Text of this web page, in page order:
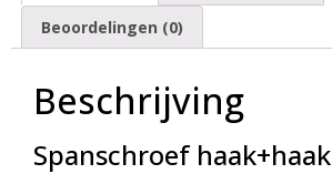
Beoordelingen (0)
Beschrijving
Spanschroef haak+haak